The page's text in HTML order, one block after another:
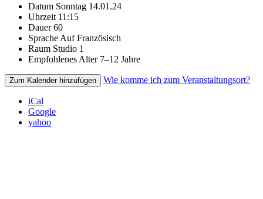
Datum Sonntag 14.01.24
Uhrzeit 11:15
Dauer 60
Sprache Auf Französisch
Raum Studio 1
Empfohlenes Alter 7–12 Jahre
Zum Kalender hinzufügen Wie komme ich zum Veranstaltungsort?
iCal
Google
yahoo